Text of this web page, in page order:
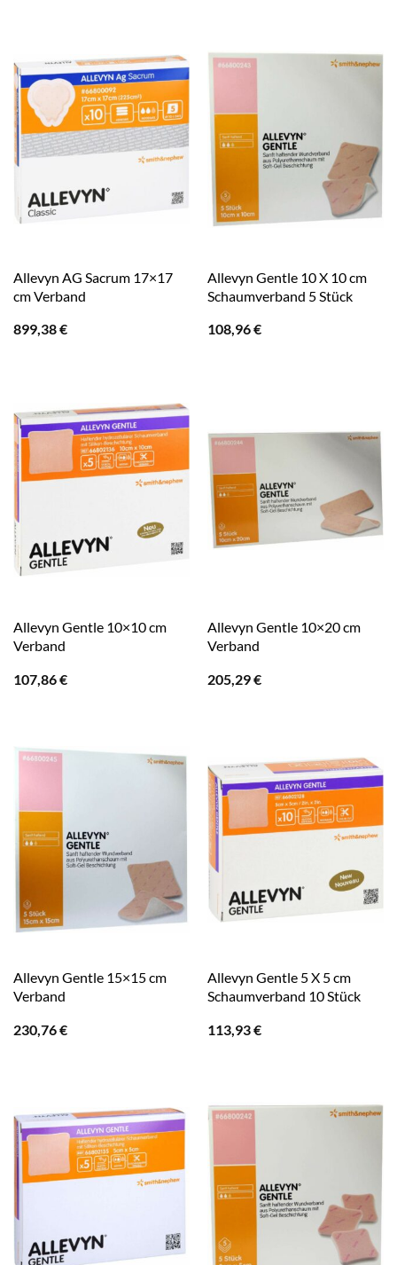
Allevyn AG Sacrum 17×17
cm Verband
899,38€
Allevyn Gentle 10 X 10 cm
Schaumverband 5 Stück
108,96€
Allevyn Gentle 10×10 cm
Verband
107,86€
Allevyn Gentle 10×20 cm
Verband
205,29€
Allevyn Gentle 15×15 cm
Verband
230,76€
Allevyn Gentle 5 X 5 cm
Schaumverband 10 Stück
113,93€